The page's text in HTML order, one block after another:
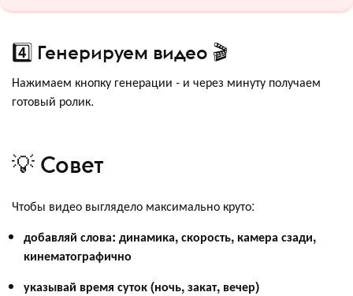
4️⃣ Генерируем видео 🎬
Нажимаем кнопку генерации - и через минуту получаем
готовый ролик.
💡 Совет
Чтобы видео выглядело максимально круто:
добавляй слова: динамика, скорость, камера сзади,
кинематографично
указывай время суток (ночь, закат, вечер)